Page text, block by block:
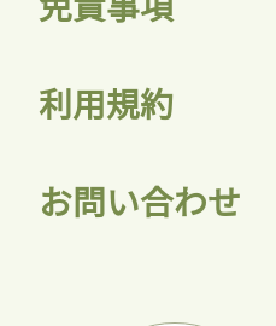
利用規約
お問い合わせ